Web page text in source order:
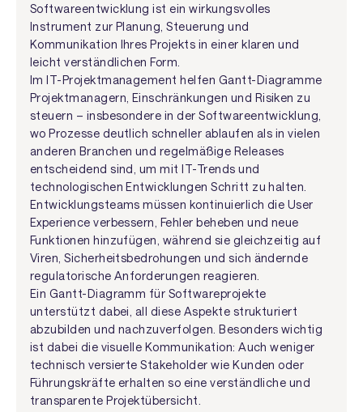
Softwareentwicklung ist ein wirkungsvolles
Instrument zur Planung, Steuerung und
Kommunikation Ihres Projekts in einer klaren und
leicht verständlichen Form.
Im IT-Projektmanagement helfen Gantt-Diagramme
Projektmanagern, Einschränkungen und Risiken zu
steuern – insbesondere in der Softwareentwicklung,
wo Prozesse deutlich schneller ablaufen als in vielen
anderen Branchen und regelmäßige Releases
entscheidend sind, um mit IT-Trends und
technologischen Entwicklungen Schritt zu halten.
Entwicklungsteams müssen kontinuierlich die User
Experience verbessern, Fehler beheben und neue
Funktionen hinzufügen, während sie gleichzeitig auf
Viren, Sicherheitsbedrohungen und sich ändernde
regulatorische Anforderungen reagieren.
Ein Gantt-Diagramm für Softwareprojekte
unterstützt dabei, all diese Aspekte strukturiert
abzubilden und nachzuverfolgen. Besonders wichtig
ist dabei die visuelle Kommunikation: Auch weniger
technisch versierte Stakeholder wie Kunden oder
Führungskräfte erhalten so eine verständliche und
transparente Projektübersicht.